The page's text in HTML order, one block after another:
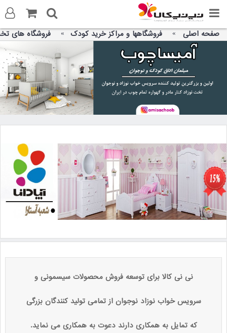
ثبت نام در سایت
تماس با ما
صفحه اصلی فروشگاهها و مراکز خرید کودک فروشگاه های
نی نی کالا برای توسعه فروش محصولات سیسمونی و
سرویس خواب نوزاد نوجوان از تمامی تولید کنندگان بزرگی
که تمایل به همکاری دارند دعوت به همکاری می نماید.